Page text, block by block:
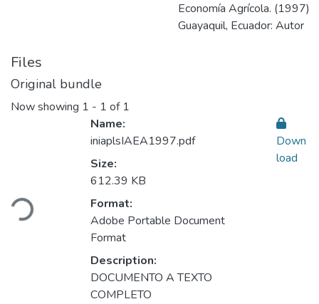
Economía Agrícola. (1997).
Guayaquil, Ecuador: Autor
Files
Original bundle
Now showing 1 - 1 of 1
Name:
iniaplsIAEA1997.pdf
Size:
612.39 KB
Format:
Adobe Portable Document
Format
Description:
DOCUMENTO A TEXTO
COMPLETO
Down
load